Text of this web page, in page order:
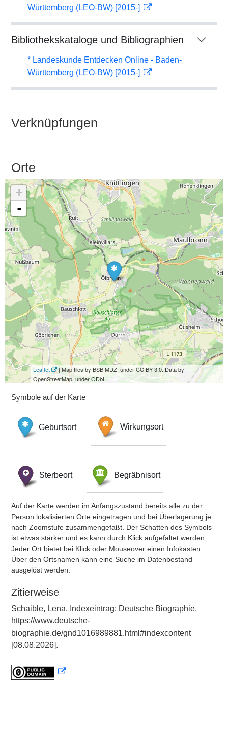
Württemberg (LEO-BW) [2015-]
Bibliothekskataloge und Bibliographien
* Landeskunde Entdecken Online - Baden-
Württemberg (LEO-BW) [2015-]
Verknüpfungen
Orte
+
-
Leaflet
| Map tiles by BSB MDZ, under CC BY 3.0. Data by
OpenStreetMap, under ODbL.
Symbole auf der Karte
Geburtsort Wirkungsort
Sterbeort Begräbnisort
Auf der Karte werden im Anfangszustand bereits alle zu der
Person lokalisierten Orte eingetragen und bei Überlagerung je
nach Zoomstufe zusammengefaßt. Der Schatten des Symbols
ist etwas stärker und es kann durch Klick aufgefaltet werden.
Jeder Ort bietet bei Klick oder Mouseover einen Infokasten.
Über den Ortsnamen kann eine Suche im Datenbestand
ausgelöst werden.
Zitierweise
Schaible, Lena, Indexeintrag: Deutsche Biographie,
https://www.deutsche-
biographie.de/gnd1016989881.html#indexcontent
[08.08.2026].